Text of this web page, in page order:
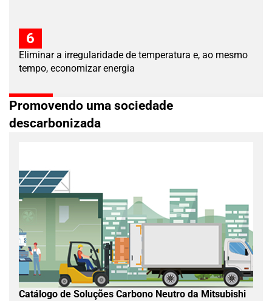
6
Eliminar a irregularidade de temperatura e, ao mesmo
tempo, economizar energia
Promovendo uma sociedade
descarbonizada
Catálogo de Soluções Carbono Neutro da Mitsubishi